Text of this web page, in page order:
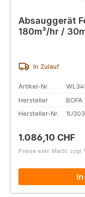
Absauggerät
180m³/hr /
In Zulauf
Artikel-Nr.
Hersteller
BOFA
Hersteller-Nr.
Regulärer Preis:
1.086,10 CHF
Preise exkl. MwSt.